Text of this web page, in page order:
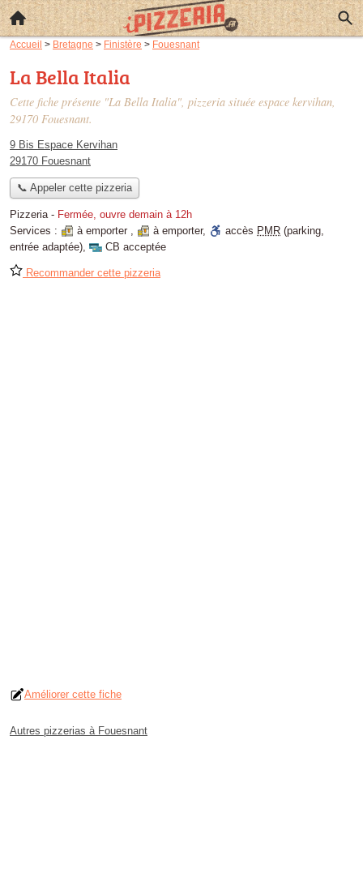
Accueil > Bretagne > Finistère > Fouesnant
La Bella Italia
Cette fiche présente "La Bella Italia", pizzeria située espace kervihan,
29170 Fouesnant.
9 Bis Espace Kervihan
29170 Fouesnant
📞 Appeler cette pizzeria
Pizzeria- Fermée, ouvre demain à 12h
Services :
à emporter , à emporter, accès PMR (parking,
entrée adaptée), CB acceptée
Recommander cette pizzeria
Améliorer cette fiche
Autres pizzerias à Fouesnant